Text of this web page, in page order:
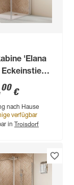
'Elana
90
cm
00 €
nach Hause
verfügbar
in Troisdorf